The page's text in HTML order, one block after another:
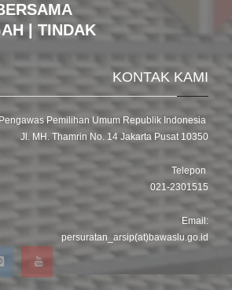
| TINDAK
KONTAK KAMI
Pemilihan Umum Republik Indonesia
Jl. MH. Thamrin No. 14 Jakarta Pusat 10350
Telepon
021-2301515
Email:
persuratan_arsip(at)bawaslu.go.id